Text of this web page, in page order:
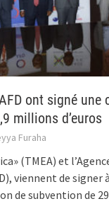
ont signé une
millions d’euros
Furaha
(TMEA) et
viennent de signer
de subvention de